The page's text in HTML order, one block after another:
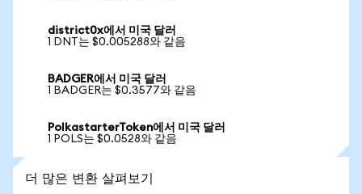
district0x에서 미국 달러
1 DNT는 $0.005288와 같음
BADGER에서 미국 달러
1 BADGER는 $0.3577와 같음
PolkastarterToken에서 미국 달러
1 POLS는 $0.0528와 같음
더 많은 변환 살펴보기